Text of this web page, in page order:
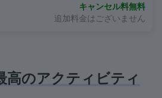
キャンセル料無料
追加料金はございません
高のアクティビティ